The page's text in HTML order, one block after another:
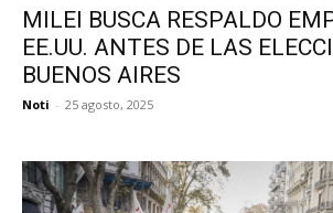
MILEI BUSCA RESPALDO
EE.UU. ANTES DE LAS
BUENOS AIRES
Noti - 25 agosto, 2025